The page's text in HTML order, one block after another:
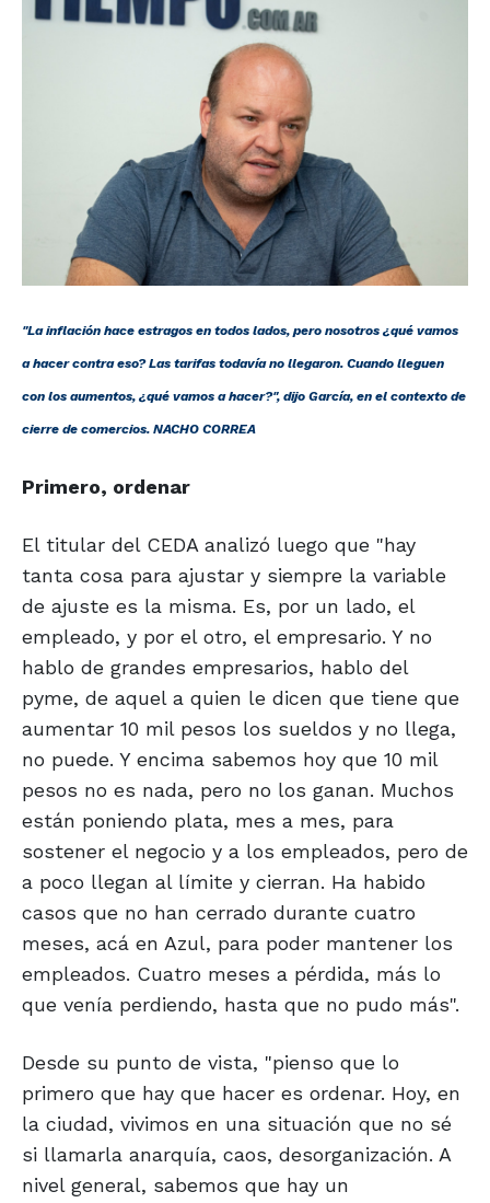
"La inflación hace estragos en todos lados, pero nosotros ¿qué vamos
a hacer contra eso? Las tarifas todavía no llegaron. Cuando lleguen
con los aumentos, ¿qué vamos a hacer?", dijo García, en el contexto de
cierre de comercios. NACHO CORREA
Primero, ordenar
El titular del CEDA analizó luego que "hay
tanta cosa para ajustar y siempre la variable
de ajuste es la misma. Es, por un lado, el
empleado, y por el otro, el empresario. Y no
hablo de grandes empresarios, hablo del
pyme, de aquel a quien le dicen que tiene que
aumentar 10 mil pesos los sueldos y no llega,
no puede. Y encima sabemos hoy que 10 mil
pesos no es nada, pero no los ganan. Muchos
están poniendo plata, mes a mes, para
sostener el negocio y a los empleados, pero de
a poco llegan al límite y cierran. Ha habido
casos que no han cerrado durante cuatro
meses, acá en Azul, para poder mantener los
empleados. Cuatro meses a pérdida, más lo
que venía perdiendo, hasta que no pudo más".
Desde su punto de vista, "pienso que lo
primero que hay que hacer es ordenar. Hoy, en
la ciudad, vivimos en una situación que no sé
si llamarla anarquía, caos, desorganización. A
nivel general, sabemos que hay un